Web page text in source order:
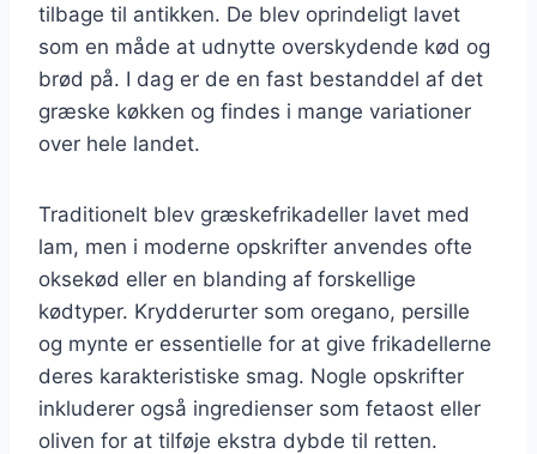
tilbage til antikken. De blev oprindeligt lavet
som en måde at udnytte overskydende kød og
brød på. I dag er de en fast bestanddel af det
græske køkken og findes i mange variationer
over hele landet.
Traditionelt blev græskefrikadeller lavet med
lam, men i moderne opskrifter anvendes ofte
oksekød eller en blanding af forskellige
kødtyper. Krydderurter som oregano, persille
og mynte er essentielle for at give frikadellerne
deres karakteristiske smag. Nogle opskrifter
inkluderer også ingredienser som fetaost eller
oliven for at tilføje ekstra dybde til retten.